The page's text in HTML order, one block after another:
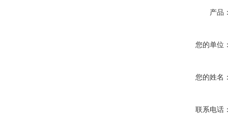
产品
您的单位
您的姓名
联系电话